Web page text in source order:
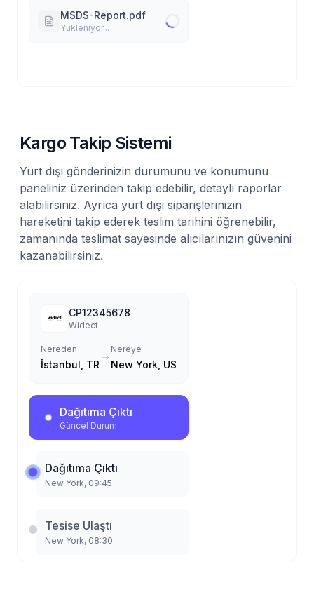
MSDS-Report.pdf
Yükleniyor...
Kargo Takip Sistemi
Yurt dışı gönderinizin durumunu ve konumunu
paneliniz üzerinden takip edebilir, detaylı raporlar
alabilirsiniz. Ayrıca yurt dışı siparişlerinizin
hareketini takip ederek teslim tarihini öğrenebilir,
zamanında teslimat sayesinde alıcılarınızın güvenini
kazanabilirsiniz.
CP12345678
Widect
Nereden
İstanbul, TR
Nereye
New York, US
Dağıtıma Çıktı
Güncel Durum
Dağıtıma Çıktı
New York, 09:45
Tesise Ulaştı
New York, 08:30